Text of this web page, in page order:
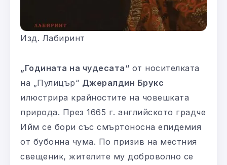
Изд. Лабиринт
„Годината на чудесата“ от носителката
на „Пулицър“ Джералдин Брукс
илюстрира крайностите на човешката
природа. През 1665 г. английското градче
Ийм се бори със смъртоносна епидемия
от бубонна чума. По призив на местния
свещеник, жителите му доброволно се